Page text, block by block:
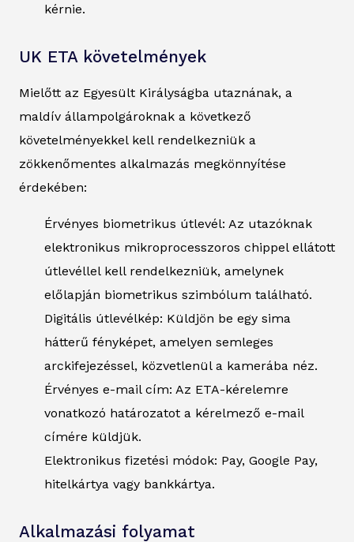
kérnie.
UK ETA követelmények
Mielőtt az Egyesült Királyságba utaznának, a
maldív állampolgároknak a következő
követelményekkel kell rendelkezniük a
zökkenőmentes alkalmazás megkönnyítése
érdekében:
Érvényes biometrikus útlevél: Az utazóknak
elektronikus mikroprocesszoros chippel ellátott
útlevéllel kell rendelkezniük, amelynek
előlapján biometrikus szimbólum található.
Digitális útlevélkép: Küldjön be egy sima
hátterű fényképet, amelyen semleges
arckifejezéssel, közvetlenül a kamerába néz.
Érvényes e-mail cím: Az ETA-kérelemre
vonatkozó határozatot a kérelmező e-mail
címére küldjük.
Elektronikus fizetési módok: Pay, Google Pay,
hitelkártya vagy bankkártya.
Alkalmazási folyamat